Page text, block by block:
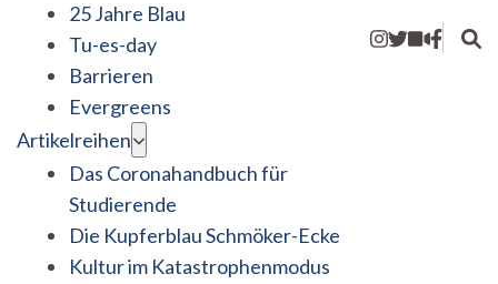
25 Jahre Blau
Tu-es-day
Barrieren
Evergreens
Artikelreihen
Das Coronahandbuch für
Studierende
Die Kupferblau Schmöker-Ecke
Kultur im Katastrophenmodus